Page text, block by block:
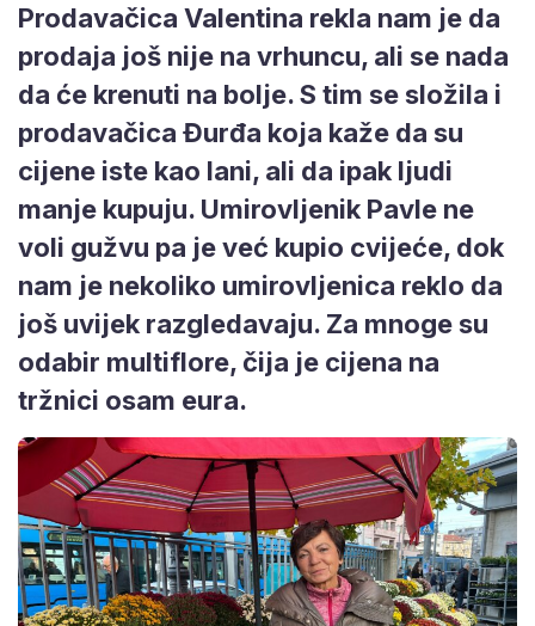
Prodavačica Valentina rekla nam je da
prodaja još nije na vrhuncu, ali se nada
da će krenuti na bolje. S tim se složila i
prodavačica Đurđa koja kaže da su
cijene iste kao lani, ali da ipak ljudi
manje kupuju. Umirovljenik Pavle ne
voli gužvu pa je već kupio cvijeće, dok
nam je nekoliko umirovljenica reklo da
još uvijek razgledavaju. Za mnoge su
odabir multiflore, čija je cijena na
tržnici osam eura.